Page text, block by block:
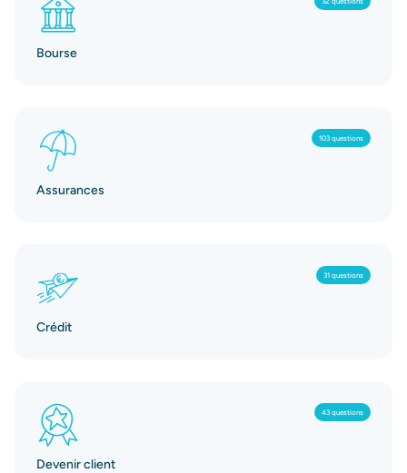
Bourse
103 questions
Assurances
31 questions
Crédit
43 questions
Devenir client